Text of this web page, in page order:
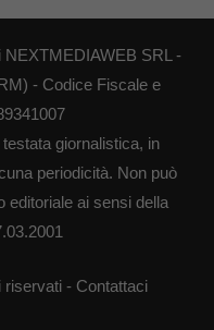
NEXTMEDIAWEB SRL -
- Codice Fiscale e
giornalistica, in
periodicità. Non può
editoriale ai sensi della
riservati - Contattaci